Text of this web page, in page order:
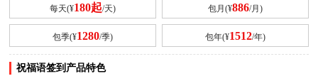
每天(¥180起/天) 包月(¥886/月)
包季(¥1280/季) 包年(¥1512/年)
祝福语签到产品特色